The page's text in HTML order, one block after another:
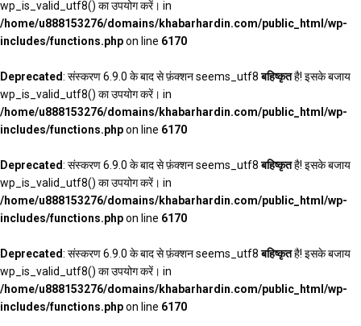
wp_is_valid_utf8() का उपयोग करें। in
/home/u888153276/domains/khabarhardin.com/public_html/wp-
includes/functions.phpon line 6170
Deprecated: संस्करण 6.9.0 के बाद से फ़ंक्शन seems_utf8बहिष्कृतहै! इसके बजाय
wp_is_valid_utf8() का उपयोग करें। in
/home/u888153276/domains/khabarhardin.com/public_html/wp-
includes/functions.phpon line 6170
Deprecated: संस्करण 6.9.0 के बाद से फ़ंक्शन seems_utf8बहिष्कृतहै! इसके बजाय
wp_is_valid_utf8() का उपयोग करें। in
/home/u888153276/domains/khabarhardin.com/public_html/wp-
includes/functions.phpon line 6170
Deprecated: संस्करण 6.9.0 के बाद से फ़ंक्शन seems_utf8बहिष्कृतहै! इसके बजाय
wp_is_valid_utf8() का उपयोग करें। in
/home/u888153276/domains/khabarhardin.com/public_html/wp-
includes/functions.phpon line 6170